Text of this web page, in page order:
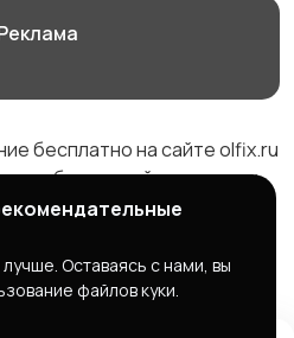
бесплатно на сайте olfix.ru
объявлений от частных
Оставаясь с нами, вы
файлов куки.